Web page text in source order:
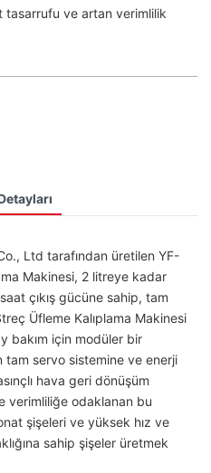
tasarrufu ve artan verimlilik
Ltd tarafından üretilen YF-
Makinesi, 2 litreye kadar
çıkış gücüne sahip, tam
Üfleme Kalıplama Makinesi
bakım için modüler bir
tam servo sistemine ve enerji
hava geri dönüşüm
verimliliğe odaklanan bu
şişeleri ve yüksek hız ve
sahip şişeler üretmek